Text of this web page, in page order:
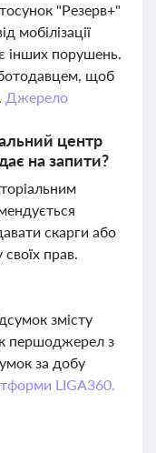
"Резерв+"
мобілізації
інших порушень.
щоб
Джерело
центр
на запити?
скарги або
прав.
змісту
першоджерел з
за добу
LIGA360.